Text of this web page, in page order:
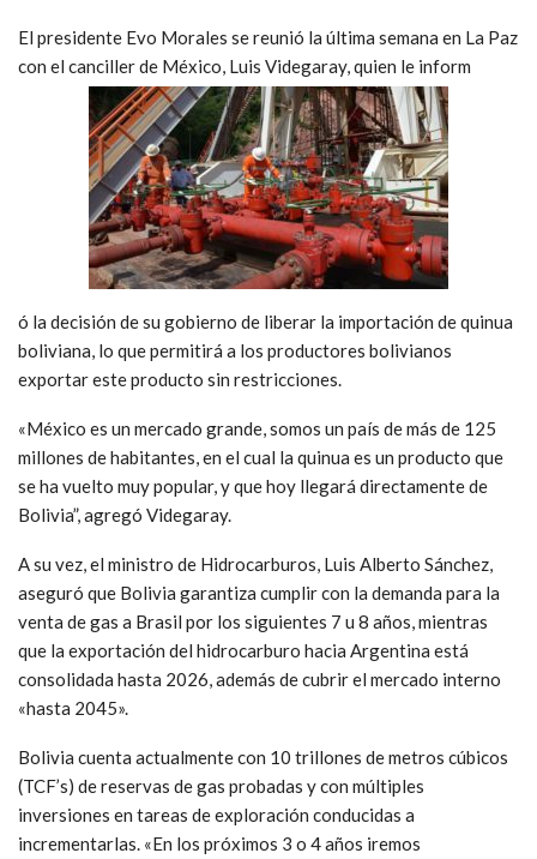
El presidente Evo Morales se reunió la última semana en La Paz
con el canciller de México, Luis Videgaray, quien le inform
ó la decisión de su gobierno de liberar la importación de quinua
boliviana, lo que permitirá a los productores bolivianos
exportar este producto sin restricciones.
«México es un mercado grande, somos un país de más de 125
millones de habitantes, en el cual la quinua es un producto que
se ha vuelto muy popular, y que hoy llegará directamente de
Bolivia”, agregó Videgaray.
A su vez, el ministro de Hidrocarburos, Luis Alberto Sánchez,
aseguró que Bolivia garantiza cumplir con la demanda para la
venta de gas a Brasil por los siguientes 7 u 8 años, mientras
que la exportación del hidrocarburo hacia Argentina está
consolidada hasta 2026, además de cubrir el mercado interno
«hasta 2045».
Bolivia cuenta actualmente con 10 trillones de metros cúbicos
(TCF’s) de reservas de gas probadas y con múltiples
inversiones en tareas de exploración conducidas a
incrementarlas. «En los próximos 3 o 4 años iremos